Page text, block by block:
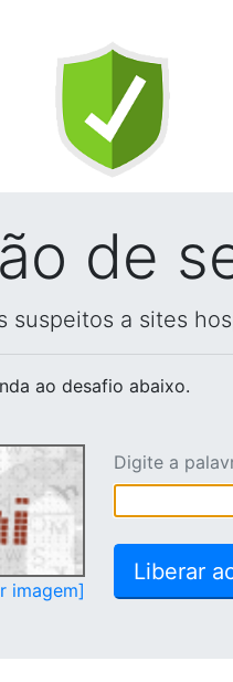
de
suspeitos a sites
ao desafio abaixo.
imagem]
Digite a